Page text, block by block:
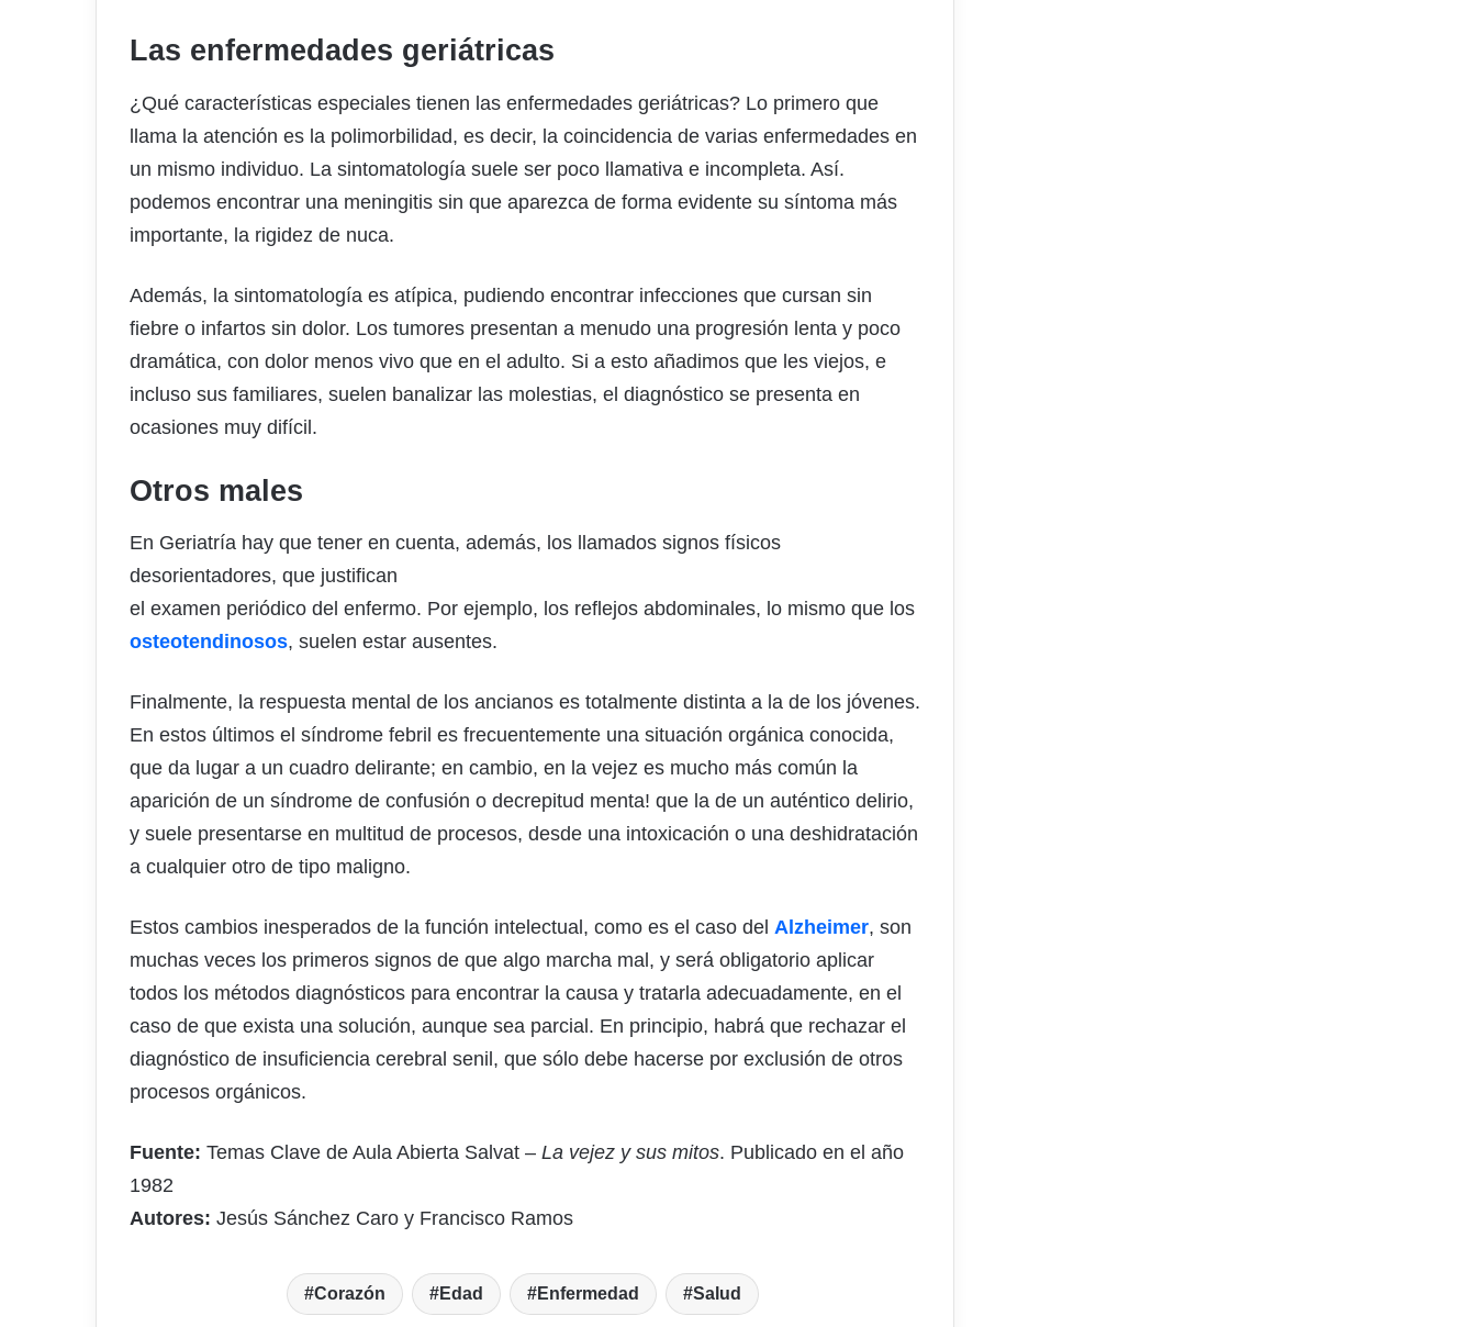
Las enfermedades geriátricas
¿Qué características especiales tienen las enfermedades geriátricas? Lo primero que
llama la atención es la polimorbilidad, es decir, la coincidencia de varias enfermedades en
un mismo individuo. La sintomatología suele ser poco llamativa e incompleta. Así.
podemos encontrar una meningitis sin que aparezca de forma evidente su síntoma más
importante, la rigidez de nuca.
Además, la sintomatología es atípica, pudiendo encontrar infecciones que cursan sin
fiebre o infartos sin dolor. Los tumores presentan a menudo una progresión lenta y poco
dramática, con dolor menos vivo que en el adulto. Si a esto añadimos que les viejos, e
incluso sus familiares, suelen banalizar las molestias, el diagnóstico se presenta en
ocasiones muy difícil.
Otros males
En Geriatría hay que tener en cuenta, además, los llamados signos físicos
desorientadores, que justifican
el examen periódico del enfermo. Por ejemplo, los reflejos abdominales, lo mismo que los
osteotendinosos, suelen estar ausentes.
Finalmente, la respuesta mental de los ancianos es totalmente distinta a la de los jóvenes.
En estos últimos el síndrome febril es frecuentemente una situación orgánica conocida,
que da lugar a un cuadro delirante; en cambio, en la vejez es mucho más común la
aparición de un síndrome de confusión o decrepitud menta! que la de un auténtico delirio,
y suele presentarse en multitud de procesos, desde una intoxicación o una deshidratación
a cualquier otro de tipo maligno.
Estos cambios inesperados de la función intelectual, como es el caso del Alzheimer, son
muchas veces los primeros signos de que algo marcha mal, y será obligatorio aplicar
todos los métodos diagnósticos para encontrar la causa y tratarla adecuadamente, en el
caso de que exista una solución, aunque sea parcial. En principio, habrá que rechazar el
diagnóstico de insuficiencia cerebral senil, que sólo debe hacerse por exclusión de otros
procesos orgánicos.
Fuente: Temas Clave de Aula Abierta Salvat – La vejez y sus mitos. Publicado en el año
1982
Autores: Jesús Sánchez Caro y Francisco Ramos
Corazón Edad Enfermedad Salud